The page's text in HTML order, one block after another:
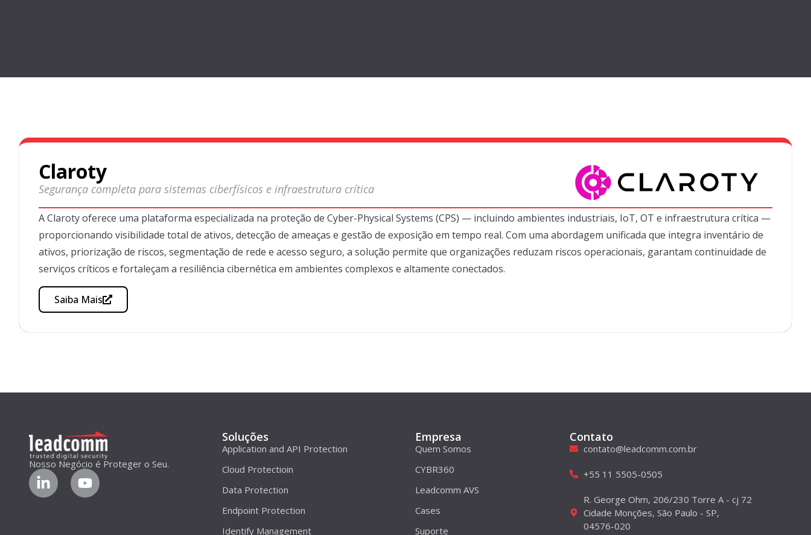
Claroty
Segurança completa para sistemas ciberfísicos e infraestrutura crítica
AClarotyoferece uma plataforma especializada na proteção de Cyber-Physical Systems (CPS) — incluindo ambientes industriais, IoT, OT e infraestrutura crítica —
proporcionando visibilidade total de ativos, detecção de ameaças e gestão de exposição em tempo real. Com uma abordagem unificada que integra inventário de
ativos, priorização de riscos, segmentação de rede e acesso seguro, a solução permite que organizações reduzam riscos operacionais, garantam continuidade de
serviços críticos e fortaleçam a resiliência cibernética em ambientes complexos e altamente conectados.
Saiba Mais
Nosso Negócio é Proteger o Seu.
Soluções
Application and API Protection
Cloud Protectioin
Data Protection
Endpoint Protection
Identify Management
Empresa
Quem Somos
CYBR360
Leadcomm AVS
Cases
Suporte
Contato
contato@leadcomm.com.br
+55 11 5505-0505
R. George Ohm, 206/230 Torre A - cj 72
Cidade Monções, São Paulo - SP,
04576-020